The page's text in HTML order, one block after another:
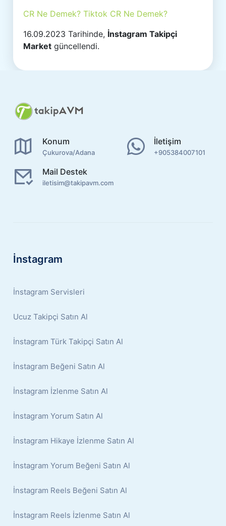
CR Ne Demek? Tiktok CR Ne Demek?
16.09.2023 Tarihinde, İnstagram Takipçi
Market güncellendi.
Konum
Çukurova/Adana
İletişim
+905384007101
Mail Destek
iletisim@takipavm.com
İnstagram
İnstagram Servisleri
Ucuz Takipçi Satın Al
İnstagram Türk Takipçi Satın Al
İnstagram Beğeni Satın Al
İnstagram İzlenme Satın Al
İnstagram Yorum Satın Al
İnstagram Hikaye İzlenme Satın Al
İnstagram Yorum Beğeni Satın Al
İnstagram Reels Beğeni Satın Al
İnstagram Reels İzlenme Satın Al